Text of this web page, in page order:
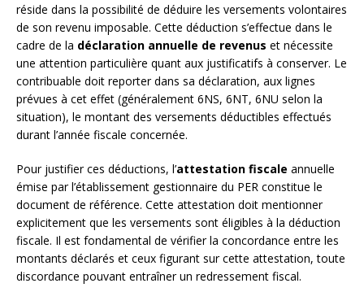
réside dans la possibilité de déduire les versements volontaires
de son revenu imposable. Cette déduction s’effectue dans le
cadre de la déclaration annuelle de revenus et nécessite
une attention particulière quant aux justificatifs à conserver. Le
contribuable doit reporter dans sa déclaration, aux lignes
prévues à cet effet (généralement 6NS, 6NT, 6NU selon la
situation), le montant des versements déductibles effectués
durant l’année fiscale concernée.
Pour justifier ces déductions, l’attestation fiscale annuelle
émise par l’établissement gestionnaire du PER constitue le
document de référence. Cette attestation doit mentionner
explicitement que les versements sont éligibles à la déduction
fiscale. Il est fondamental de vérifier la concordance entre les
montants déclarés et ceux figurant sur cette attestation, toute
discordance pouvant entraîner un redressement fiscal.